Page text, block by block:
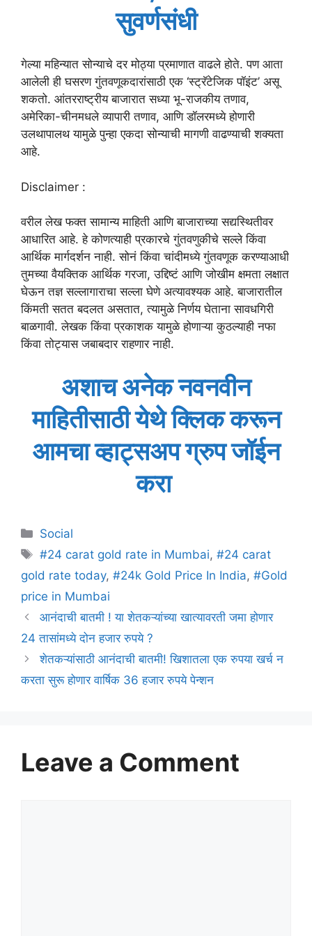
सुवर्णसंधी
गेल्या महिन्यात सोन्याचे दर मोठ्या प्रमाणात वाढले होते. पण आता
आलेली ही घसरण गुंतवणूकदारांसाठी एक ‘स्ट्रॅटेजिक पॉइंट’ असू
शकतो. आंतरराष्ट्रीय बाजारात सध्या भू-राजकीय तणाव,
अमेरिका-चीनमधले व्यापारी तणाव, आणि डॉलरमध्ये होणारी
उलथापालथ यामुळे पुन्हा एकदा सोन्याची मागणी वाढण्याची शक्यता
आहे.
Disclaimer :
वरील लेख फक्त सामान्य माहिती आणि बाजाराच्या सद्यस्थितीवर
आधारित आहे. हे कोणत्याही प्रकारचे गुंतवणुकीचे सल्ले किंवा
आर्थिक मार्गदर्शन नाही. सोनं किंवा चांदीमध्ये गुंतवणूक करण्याआधी
तुमच्या वैयक्तिक आर्थिक गरजा, उद्दिष्टं आणि जोखीम क्षमता लक्षात
घेऊन तज्ञ सल्लागाराचा सल्ला घेणे अत्यावश्यक आहे. बाजारातील
किंमती सतत बदलत असतात, त्यामुळे निर्णय घेताना सावधगिरी
बाळगावी. लेखक किंवा प्रकाशक यामुळे होणाऱ्या कुठल्याही नफा
किंवा तोट्यास जबाबदार राहणार नाही.
अशाच अनेक नवनवीन
माहितीसाठी येथे क्लिक करून
आमचा व्हाट्सअप ग्रुप जॉईन
करा
Categories
Social
Tags
#24 carat gold rate in Mumbai,#24 carat
gold rate today, #24k Gold Price In India, #Gold
price in Mumbai
आनंदाची बातमी ! या शेतकऱ्यांच्या खात्यावरती जमा होणार
24 तासांमध्ये दोन हजार रुपये ?
शेतकऱ्यांसाठी आनंदाची बातमी! खिशातला एक रुपया खर्च न
करता सुरू होणार वार्षिक 36 हजार रुपये पेन्शन
Leave a Comment